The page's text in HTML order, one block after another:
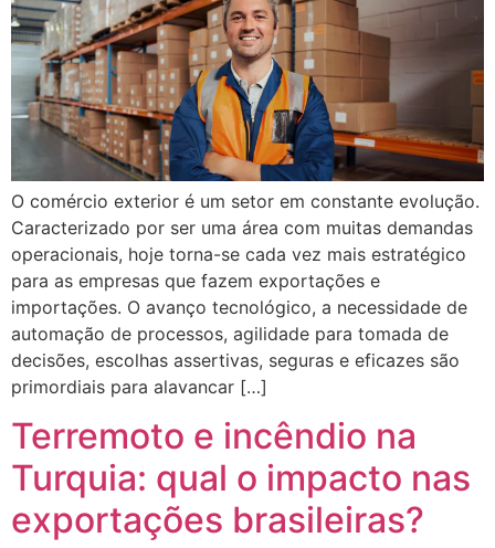
O comércio exterior é um setor em constante evolução.
Caracterizado por ser uma área com muitas demandas
operacionais, hoje torna-se cada vez mais estratégico
para as empresas que fazem exportações e
importações. O avanço tecnológico, a necessidade de
automação de processos, agilidade para tomada de
decisões, escolhas assertivas, seguras e eficazes são
primordiais para alavancar […]
Terremoto e incêndio na
Turquia: qual o impacto nas
exportações brasileiras?